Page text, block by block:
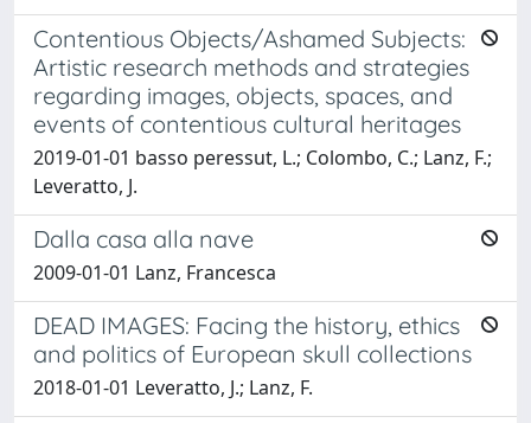
Contentious Objects/Ashamed Subjects:
Artistic research methods and strategies
regarding images, objects, spaces, and
events of contentious cultural heritages
2019-01-01 basso peressut, L.; Colombo, C.; Lanz, F.;
Leveratto, J.
Dalla casa alla nave
2009-01-01 Lanz, Francesca
DEAD IMAGES: Facing the history, ethics
and politics of European skull collections
2018-01-01 Leveratto, J.; Lanz, F.